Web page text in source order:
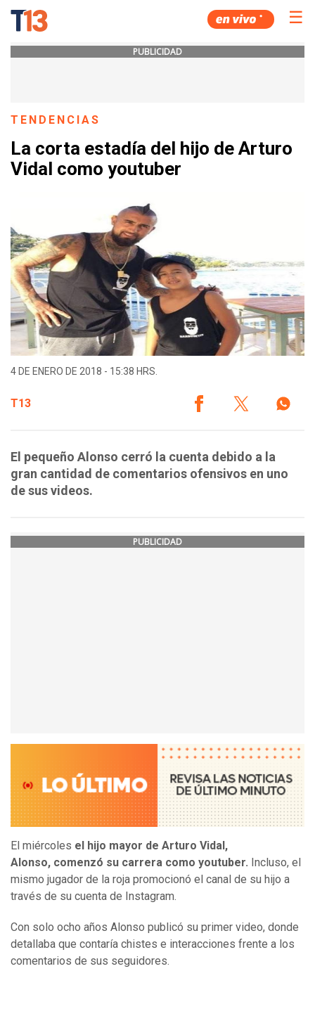
☰
PUBLICIDAD
TENDENCIAS
La corta estadía del hijo de Arturo
Vidal como youtuber
4 DE ENERO DE 2018 - 15:38 HRS.
T13
El pequeño Alonso cerró la cuenta debido a la
gran cantidad de comentarios ofensivos en uno
de sus videos.
PUBLICIDAD
El miércoles el hijo mayor de Arturo Vidal,
Alonso, comenzó su carrera como youtuber. Incluso, el
mismo jugador de la roja promocionó el canal de su hijo a
través de su cuenta de Instagram.
Con solo ocho años Alonso publicó su primer video, donde
detallaba que contaría chistes e interacciones frente a los
comentarios de sus seguidores.